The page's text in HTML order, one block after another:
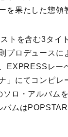
を果たした惣領
トを含む3タイ
プロデュースに
EXPRESSレー
」にてコンピレ
ソロ・アルバム
ムは